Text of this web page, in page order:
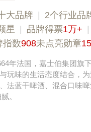
大品牌 2个行业品
星 品牌得票1万+
指数908未点亮勋章
年法国，嘉士伯集团旗
玩味的生活态度结合，
法蓝干啤酒、混合口味
。